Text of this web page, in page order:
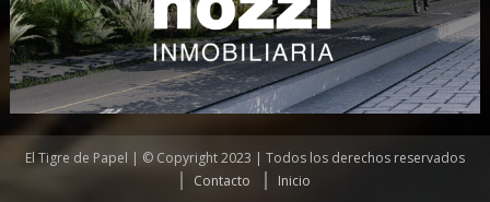
El Tigre de Papel | © Copyright 2023 | Todos los derechos reservados
Contacto
Inicio